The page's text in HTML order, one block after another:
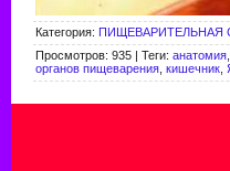
Категория: ПИЩЕВАРИТЕЛЬНАЯ
Просмотров: 935 | Теги: анатомия
органов пищеварения кишечник